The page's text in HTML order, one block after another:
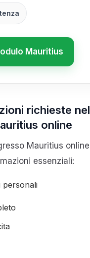
Mauritius
richieste
online
Mauritius
essenziali:
personali